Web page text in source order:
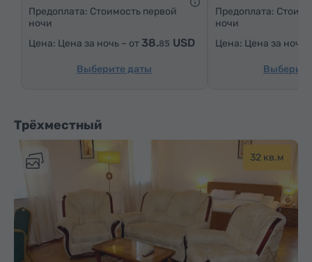
Предоплата: Стоимость первой
ночи
Цена за ночь – от 38.85 USD
Выберите даты
Предоплата:
ночи
Цена за ночь
Трёхместный
32 кв.м